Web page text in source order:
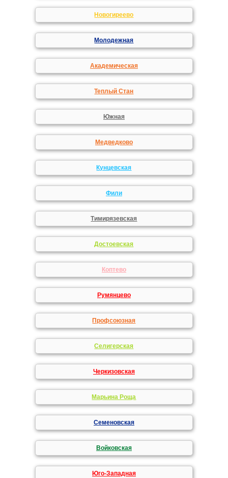
Новогиреево
Молодежная
Академическая
Теплый Стан
Южная
Медведково
Кунцевская
Фили
Тимирязевская
Достоевская
Коптево
Румянцево
Профсоюзная
Селигерская
Черкизовская
Марьина Роща
Семеновская
Войковская
Юго-Западная